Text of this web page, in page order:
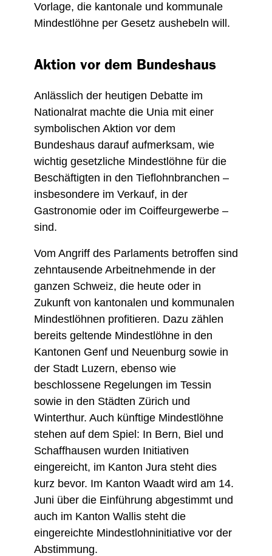
Vorlage, die kantonale und kommunale
Mindestlöhne per Gesetz aushebeln will.
Aktion vor dem Bundeshaus
Anlässlich der heutigen Debatte im
Nationalrat machte die Unia mit einer
symbolischen Aktion vor dem
Bundeshaus darauf aufmerksam, wie
wichtig gesetzliche Mindestlöhne für die
Beschäftigten in den Tieflohnbranchen –
insbesondere im Verkauf, in der
Gastronomie oder im Coiffeurgewerbe –
sind.
Vom Angriff des Parlaments betroffen sind
zehntausende Arbeitnehmende in der
ganzen Schweiz, die heute oder in
Zukunft von kantonalen und kommunalen
Mindestlöhnen profitieren. Dazu zählen
bereits geltende Mindestlöhne in den
Kantonen Genf und Neuenburg sowie in
der Stadt Luzern, ebenso wie
beschlossene Regelungen im Tessin
sowie in den Städten Zürich und
Winterthur. Auch künftige Mindestlöhne
stehen auf dem Spiel: In Bern, Biel und
Schaffhausen wurden Initiativen
eingereicht, im Kanton Jura steht dies
kurz bevor. Im Kanton Waadt wird am 14.
Juni über die Einführung abgestimmt und
auch im Kanton Wallis steht die
eingereichte Mindestlohninitiative vor der
Abstimmung.